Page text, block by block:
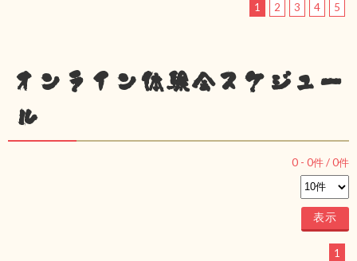
1 2 3 4 5
オンライン体験会スケジュー
ル
0 - 0件 /0件
1